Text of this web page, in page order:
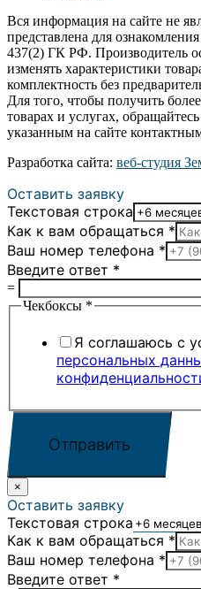
Вся информация на сайте не
представлена для
437(2) ГК РФ. Производитель
изменять характеристики
комплектность без
Для того, чтобы получить
товарах и услугах,
указанным на сайте
Разработка сайта: веб-студия
Оставить заявку
Текстовая строка
Как к вам обращаться *
Ваш номер телефона *
Введите ответ *
=
Чекбоксы *
Я соглашаюсь с
персональных
Отправить
×
Оставить заявку
Текстовая строка
Как к вам обращаться *
Ваш номер телефона *
Введите ответ *